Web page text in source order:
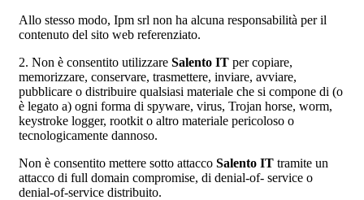
Allo stesso modo, Ipm srl non ha alcuna responsabilità per il
contenuto del sito web referenziato.
2. Non è consentito utilizzare Salento IT per copiare,
memorizzare, conservare, trasmettere, inviare, avviare,
pubblicare o distribuire qualsiasi materiale che si compone di (o
è legato a) ogni forma di spyware, virus, Trojan horse, worm,
keystroke logger, rootkit o altro materiale pericoloso o
tecnologicamente dannoso.
Non è consentito mettere sotto attacco Salento IT tramite un
attacco di full domain compromise, di denial-of- service o
denial-of-service distribuito.